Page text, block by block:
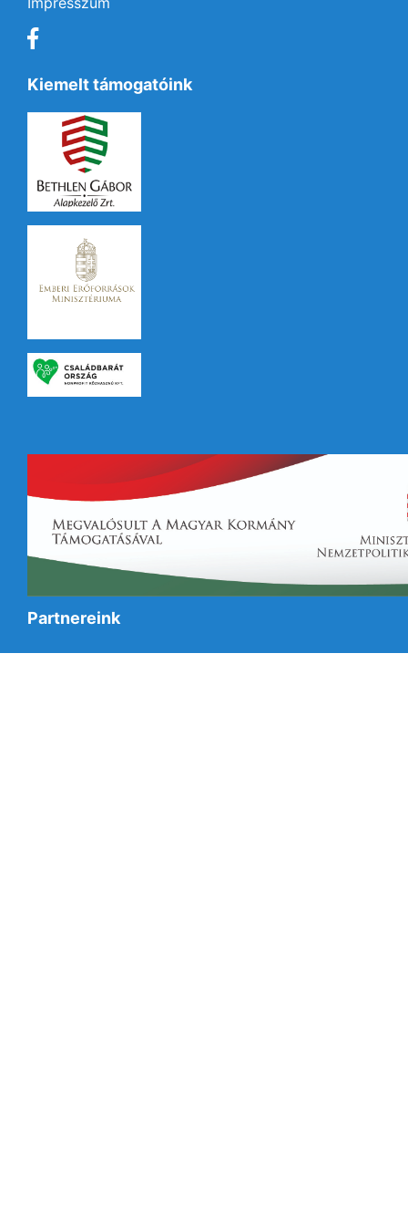
Kiemelt támogatóink
Partnereink